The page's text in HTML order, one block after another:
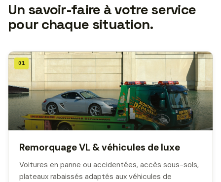
Un savoir-faire à votre service
pour chaque situation.
01
Remorquage VL & véhicules de luxe
Voitures en panne ou accidentées, accès sous-sols,
plateaux rabaissés adaptés aux véhicules de